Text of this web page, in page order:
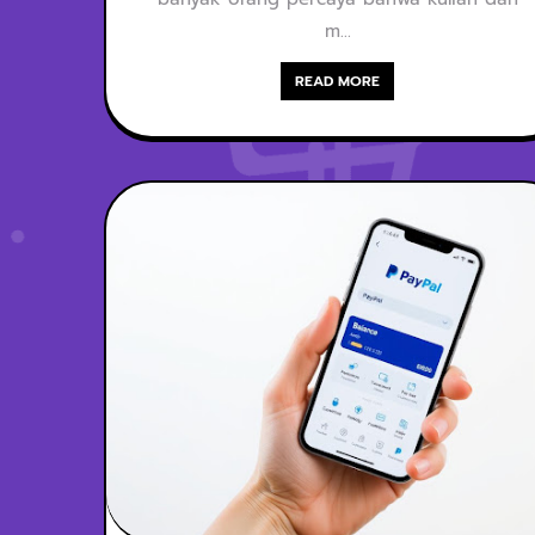
m…
READ MORE